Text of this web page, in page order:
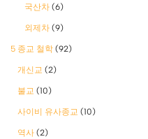
국산차 (6)
외제차 (9)
5 종교 철학 (92)
개신교 (2)
불교 (10)
사이비 유사종교 (10)
역사 (2)